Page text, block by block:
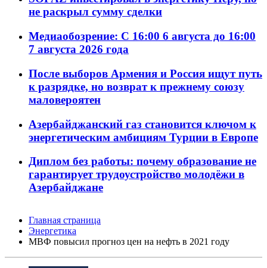
не раскрыл сумму сделки
Медиаобозрение: С 16:00 6 августа до 16:00
7 августа 2026 года
После выборов Армения и Россия ищут путь
к разрядке, но возврат к прежнему союзу
маловероятен
Азербайджанский газ становится ключом к
энергетическим амбициям Турции в Европе
Диплом без работы: почему образование не
гарантирует трудоустройство молодёжи в
Азербайджане
Главная страница
Энергетика
МВФ повысил прогноз цен на нефть в 2021 году